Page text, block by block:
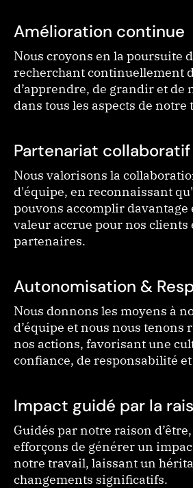
Amélioration continue
Nous croyons en la poursuite
recherchant continuellement
d’apprendre, de grandir et de
dans tous les aspects de notre
Partenariat collaboratif
Nous valorisons la
d'équipe, en reconnaissant
pouvons accomplir davantage
valeur accrue pour nos clients
partenaires.
Autonomisation &
Nous donnons les moyens à
d’équipe et nous nous tenons
nos actions, favorisant une
confiance, de responsabilité
Impact guidé par la
Guidés par notre raison
efforçons de générer un
notre travail, laissant un
changements significatifs.